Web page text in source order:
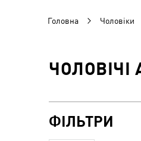
Головна Чоловіки
ЧОЛОВІЧІ
ФІЛЬТРИ